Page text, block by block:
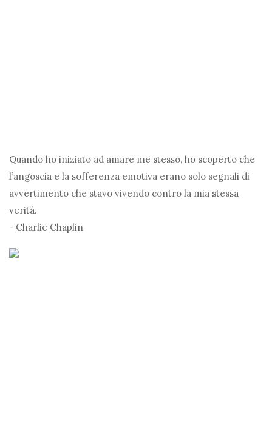
Quando ho iniziato ad amare me stesso, ho scoperto che
l’angoscia e la sofferenza emotiva erano solo segnali di
avvertimento che stavo vivendo contro la mia stessa
verità.
- Charlie Chaplin